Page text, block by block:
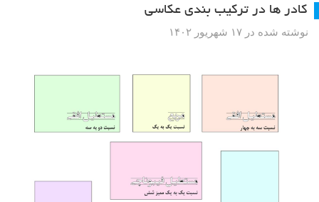
کادر ها در ترکیب بندی عکاسی
نوشته شده در ۱۷ شهریور ۱۴۰۲